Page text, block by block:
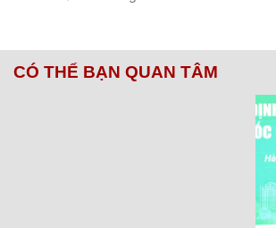
CÓ THỂ BẠN QUAN TÂM